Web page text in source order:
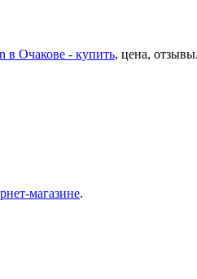
в Очакове - купить, цена, отзывы.
магазине.